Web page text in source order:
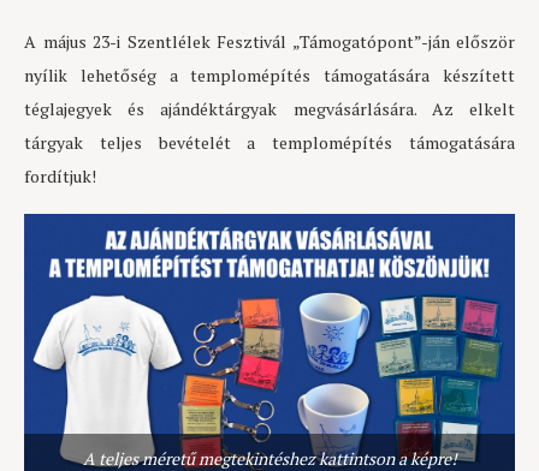
A május 23-i Szentlélek Fesztivál „Támogatópont”-ján először
nyílik lehetőség a templomépítés támogatására készített
téglajegyek és ajándéktárgyak megvásárlására. Az elkelt
tárgyak teljes bevételét a templomépítés támogatására
fordítjuk!
A teljes méretű megtekintéshez kattintson a képre!